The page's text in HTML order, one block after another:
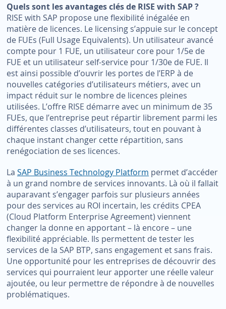
Quels sont les avantages clés de RISE with SAP ?
RISE with SAP propose une flexibilité inégalée en
matière de licences. Le licensing s’appuie sur le concept
de FUEs (Full Usage Equivalents). Un utilisateur avancé
compte pour 1 FUE, un utilisateur core pour 1/5e de
FUE et un utilisateur self-service pour 1/30e de FUE. Il
est ainsi possible d’ouvrir les portes de l’ERP à de
nouvelles catégories d’utilisateurs métiers, avec un
impact réduit sur le nombre de licences pleines
utilisées. L’offre RISE démarre avec un minimum de 35
FUEs, que l’entreprise peut répartir librement parmi les
différentes classes d’utilisateurs, tout en pouvant à
chaque instant changer cette répartition, sans
renégociation de ses licences.
La SAP Business Technology Platform permet d’accéder
à un grand nombre de services innovants. Là où il fallait
auparavant s’engager parfois sur plusieurs années
pour des services au ROI incertain, les crédits CPEA
(Cloud Platform Enterprise Agreement) viennent
changer la donne en apportant – là encore – une
flexibilité appréciable. Ils permettent de tester les
services de la SAP BTP, sans engagement et sans frais.
Une opportunité pour les entreprises de découvrir des
services qui pourraient leur apporter une réelle valeur
ajoutée, ou leur permettre de répondre à de nouvelles
problématiques.